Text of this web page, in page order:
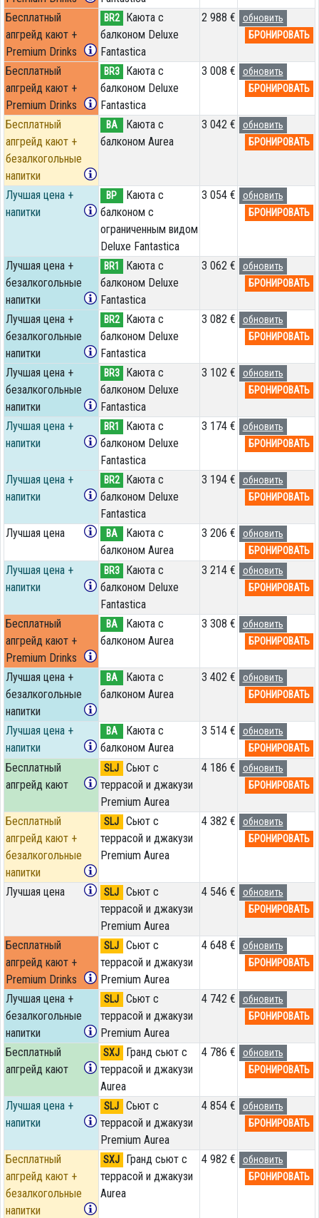
Бесплатный
апгрейд кают +
Premium Drinks
BR2
Каюта с
балконом Deluxe
Fantastica
2 988 €
обновить
БРОНИРОВАТЬ
Бесплатный
апгрейд кают +
Premium Drinks
BR3
Каюта с
балконом Deluxe
Fantastica
3 008 €
обновить
БРОНИРОВАТЬ
Бесплатный
апгрейд кают +
безалкогольные
напитки
BA
Каюта с
балконом Aurea
3 042 €
обновить
БРОНИРОВАТЬ
Лучшая цена +
напитки
BP
Каюта с
балконом c
ограниченным видом
Deluxe Fantastica
3 054 €
обновить
БРОНИРОВАТЬ
Лучшая цена +
безалкогольные
напитки
BR1
Каюта с
балконом Deluxe
Fantastica
3 062 €
обновить
БРОНИРОВАТЬ
Лучшая цена +
безалкогольные
напитки
BR2
Каюта с
балконом Deluxe
Fantastica
3 082 €
обновить
БРОНИРОВАТЬ
Лучшая цена +
безалкогольные
напитки
BR3
Каюта с
балконом Deluxe
Fantastica
3 102 €
обновить
БРОНИРОВАТЬ
Лучшая цена +
напитки
BR1
Каюта с
балконом Deluxe
Fantastica
3 174 €
обновить
БРОНИРОВАТЬ
Лучшая цена +
напитки
BR2
Каюта с
балконом Deluxe
Fantastica
3 194 €
обновить
БРОНИРОВАТЬ
Лучшая цена BA
Каюта с
балконом Aurea
3 206 €
обновить
БРОНИРОВАТЬ
Лучшая цена +
напитки
BR3
Каюта с
балконом Deluxe
Fantastica
3 214 €
обновить
БРОНИРОВАТЬ
Бесплатный
апгрейд кают +
Premium Drinks
BA
Каюта с
балконом Aurea
3 308 €
обновить
БРОНИРОВАТЬ
Лучшая цена +
безалкогольные
напитки
BA
Каюта с
балконом Aurea
3 402 €
обновить
БРОНИРОВАТЬ
Лучшая цена +
напитки
BA
Каюта с
балконом Aurea
3 514 €
обновить
БРОНИРОВАТЬ
Бесплатный
апгрейд кают
SLJ
Сьют с
террасой и джакузи
Premium Aurea
4 186 €
обновить
БРОНИРОВАТЬ
Бесплатный
апгрейд кают +
безалкогольные
напитки
SLJ
Сьют с
террасой и джакузи
Premium Aurea
4 382 €
обновить
БРОНИРОВАТЬ
Лучшая цена SLJ
Сьют с
террасой и джакузи
Premium Aurea
4 546 €
обновить
БРОНИРОВАТЬ
Бесплатный
апгрейд кают +
Premium Drinks
SLJ
Сьют с
террасой и джакузи
Premium Aurea
4 648 €
обновить
БРОНИРОВАТЬ
Лучшая цена +
безалкогольные
напитки
SLJ
Сьют с
террасой и джакузи
Premium Aurea
4 742 €
обновить
БРОНИРОВАТЬ
Бесплатный
апгрейд кают
SXJ
Гранд сьют с
террасой и джакузи
Aurea
4 786 €
обновить
БРОНИРОВАТЬ
Лучшая цена +
напитки
SLJ
Сьют с
террасой и джакузи
Premium Aurea
4 854 €
обновить
БРОНИРОВАТЬ
Бесплатный
апгрейд кают +
безалкогольные
напитки
SXJ
Гранд сьют с
террасой и джакузи
Aurea
4 982 €
обновить
БРОНИРОВАТЬ